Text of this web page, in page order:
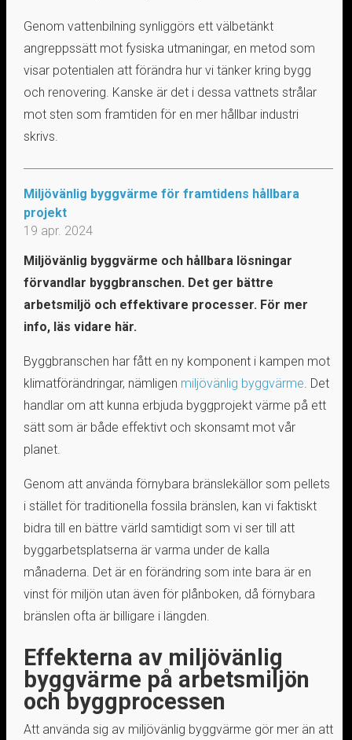
Genom vattenbilning synliggörs ett välbetänkt
angreppssätt mot fysiska utmaningar, en metod som
visar potentialen att förändra hur vi tänker kring bygg
och renovering. Kanske är det i dessa vattnets strålar
mot sten som framtiden för en mer hållbar industri
skrivs.
Miljövänlig byggvärme för framtidens hållbara
projekt
19 apr. 2024
Miljövänlig byggvärme och hållbara lösningar
förvandlar byggbranschen. Det ger bättre
arbetsmiljö och effektivare processer. För mer
info, läs vidare här.
Byggbranschen har fått en ny komponent i kampen mot
klimatförändringar, nämligen miljövänlig byggvärme. Det
handlar om att kunna erbjuda byggprojekt värme på ett
sätt som är både effektivt och skonsamt mot vår
planet.
Genom att använda förnybara bränslekällor som pellets
i stället för traditionella fossila bränslen, kan vi faktiskt
bidra till en bättre värld samtidigt som vi ser till att
byggarbetsplatserna är varma under de kalla
månaderna. Det är en förändring som inte bara är en
vinst för miljön utan även för plånboken, då förnybara
bränslen ofta är billigare i längden.
Effekterna av miljövänlig
byggvärme på arbetsmiljön
och byggprocessen
Att använda sig av miljövänlig byggvärme gör mer än att